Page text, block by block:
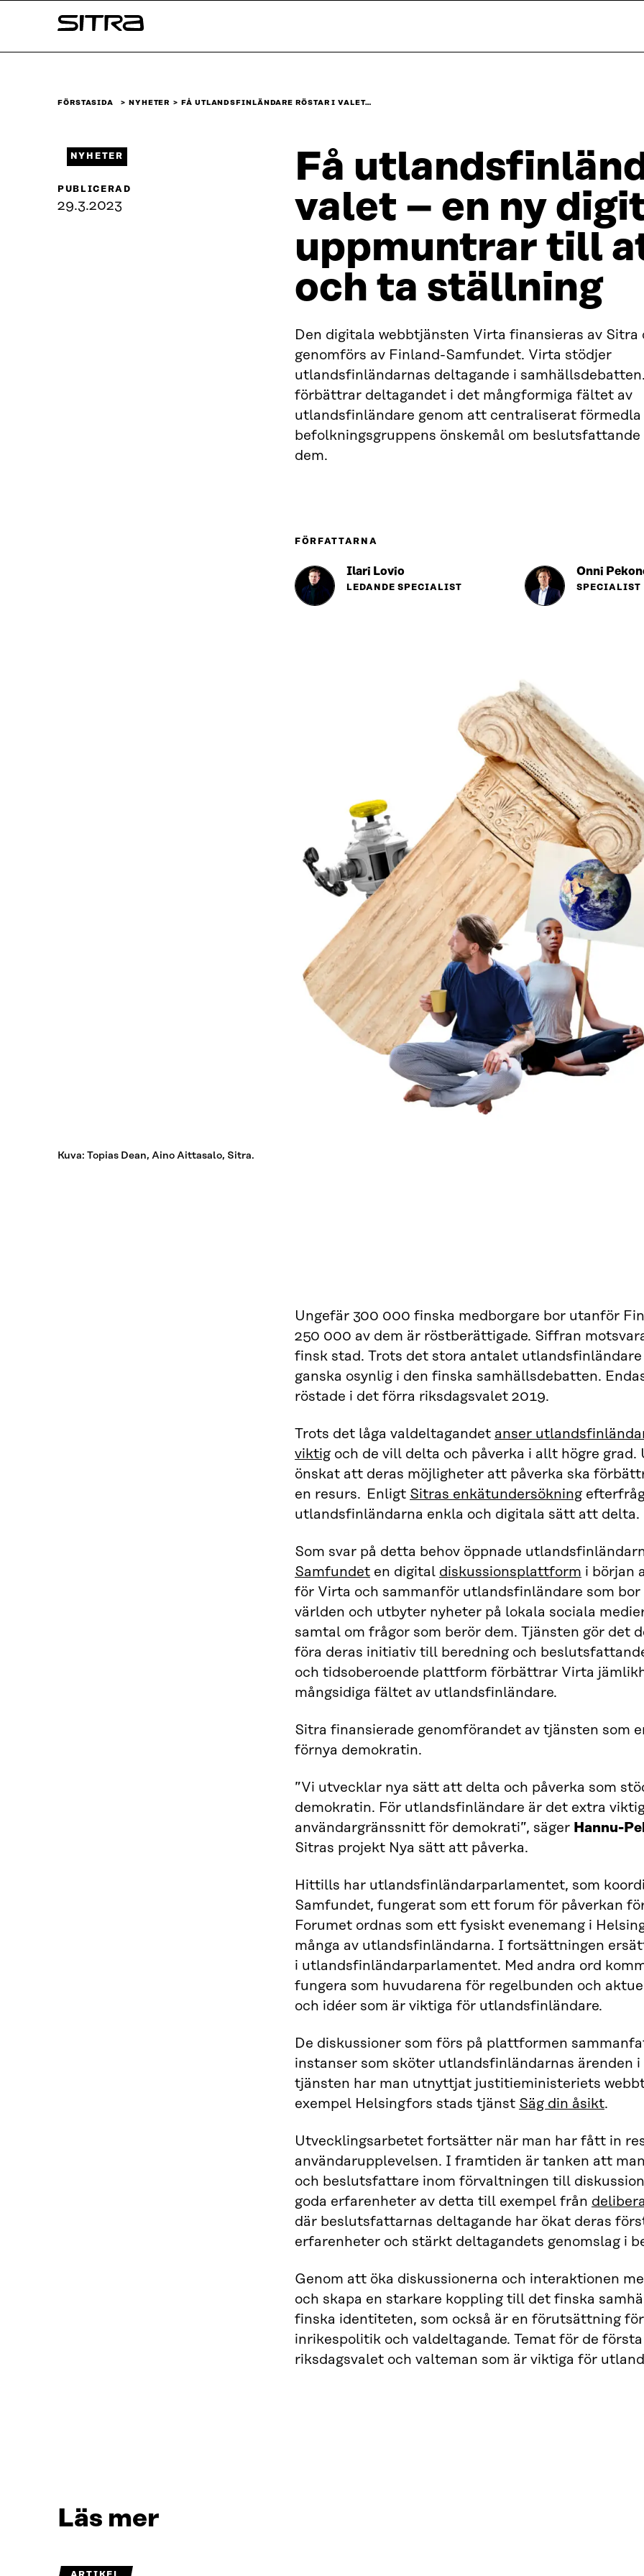
↓
Sitra
FÖRSTASIDA NYHETER FÅ UTLANDSFINLÄNDARE RÖSTAR I VALET…
Få
valet – en ny
uppmuntrar till
och ta ställning
Den digitala webbtjänsten Virta finansieras av Sitra
genomförs av Finland-Samfundet. Virta stödjer
utlandsfinländarnas deltagande i
förbättrar deltagandet i det mångformiga fältet av
utlandsfinländare genom att centraliserat förmedla
befolkningsgruppens önskemål om beslutsfattande
dem.
NYHETER
PUBLICERAD
29.3.2023
FÖRFATTARNA
Ilari Lovio
LEDANDE SPECIALIST
Onni
SPECIALIST
Kuva: Topias Dean, Aino Aittasalo, Sitra.
Ungefär 300 000 finska medborgare bor utanför
250 000 av dem är röstberättigade. Siffran
finsk stad. Trots det stora antalet
ganska osynlig i den finska samhällsdebatten.
röstade i det förra riksdagsvalet 2019.
Trots det låga valdeltagandet anser
viktig och de vill delta och påverka i allt högre
önskat att deras möjligheter att påverka ska
en resurs. Enligt Sitras enkätundersökning
utlandsfinländarna enkla och digitala sätt att delta.
Som svar på detta behov öppnade
Samfundet en digital diskussionsplattform i början
för Virta och sammanför utlandsfinländare som bor
världen och utbyter nyheter på lokala sociala
samtal om frågor som berör dem. Tjänsten gör det
föra deras initiativ till beredning och
och tidsoberoende plattform förbättrar Virta
mångsidiga fältet av utlandsfinländare.
Sitra finansierade genomförandet av tjänsten som
förnya demokratin.
”Vi utvecklar nya sätt att delta och påverka som
demokratin. För utlandsfinländare är det extra
användargränssnitt för demokrati”, säger Hannu-
Sitras projekt Nya sätt att påverka.
Hittills har utlandsfinländarparlamentet, som
Samfundet, fungerat som ett forum för påverkan
Forumet ordnas som ett fysiskt evenemang i
många av utlandsfinländarna. I fortsättningen
i utlandsfinländarparlamentet. Med andra ord
fungera som huvudarena för regelbunden och
och idéer som är viktiga för utlandsfinländare.
De diskussioner som förs på plattformen
instanser som sköter utlandsfinländarnas ärenden
tjänsten har man utnyttjat justitieministeriets
exempel Helsingfors stads tjänst Säg din åsikt.
Utvecklingsarbetet fortsätter när man har fått in
användarupplevelsen. I framtiden är tanken att
och beslutsfattare inom förvaltningen till
goda erfarenheter av detta till exempel från
där beslutsfattarnas deltagande har ökat deras
erfarenheter och stärkt deltagandets genomslag i
Genom att öka diskussionerna och interaktionen
och skapa en starkare koppling till det finska
finska identiteten, som också är en förutsättning
inrikespolitik och valdeltagande. Temat för de
riksdagsvalet och valteman som är viktiga för
Läs mer